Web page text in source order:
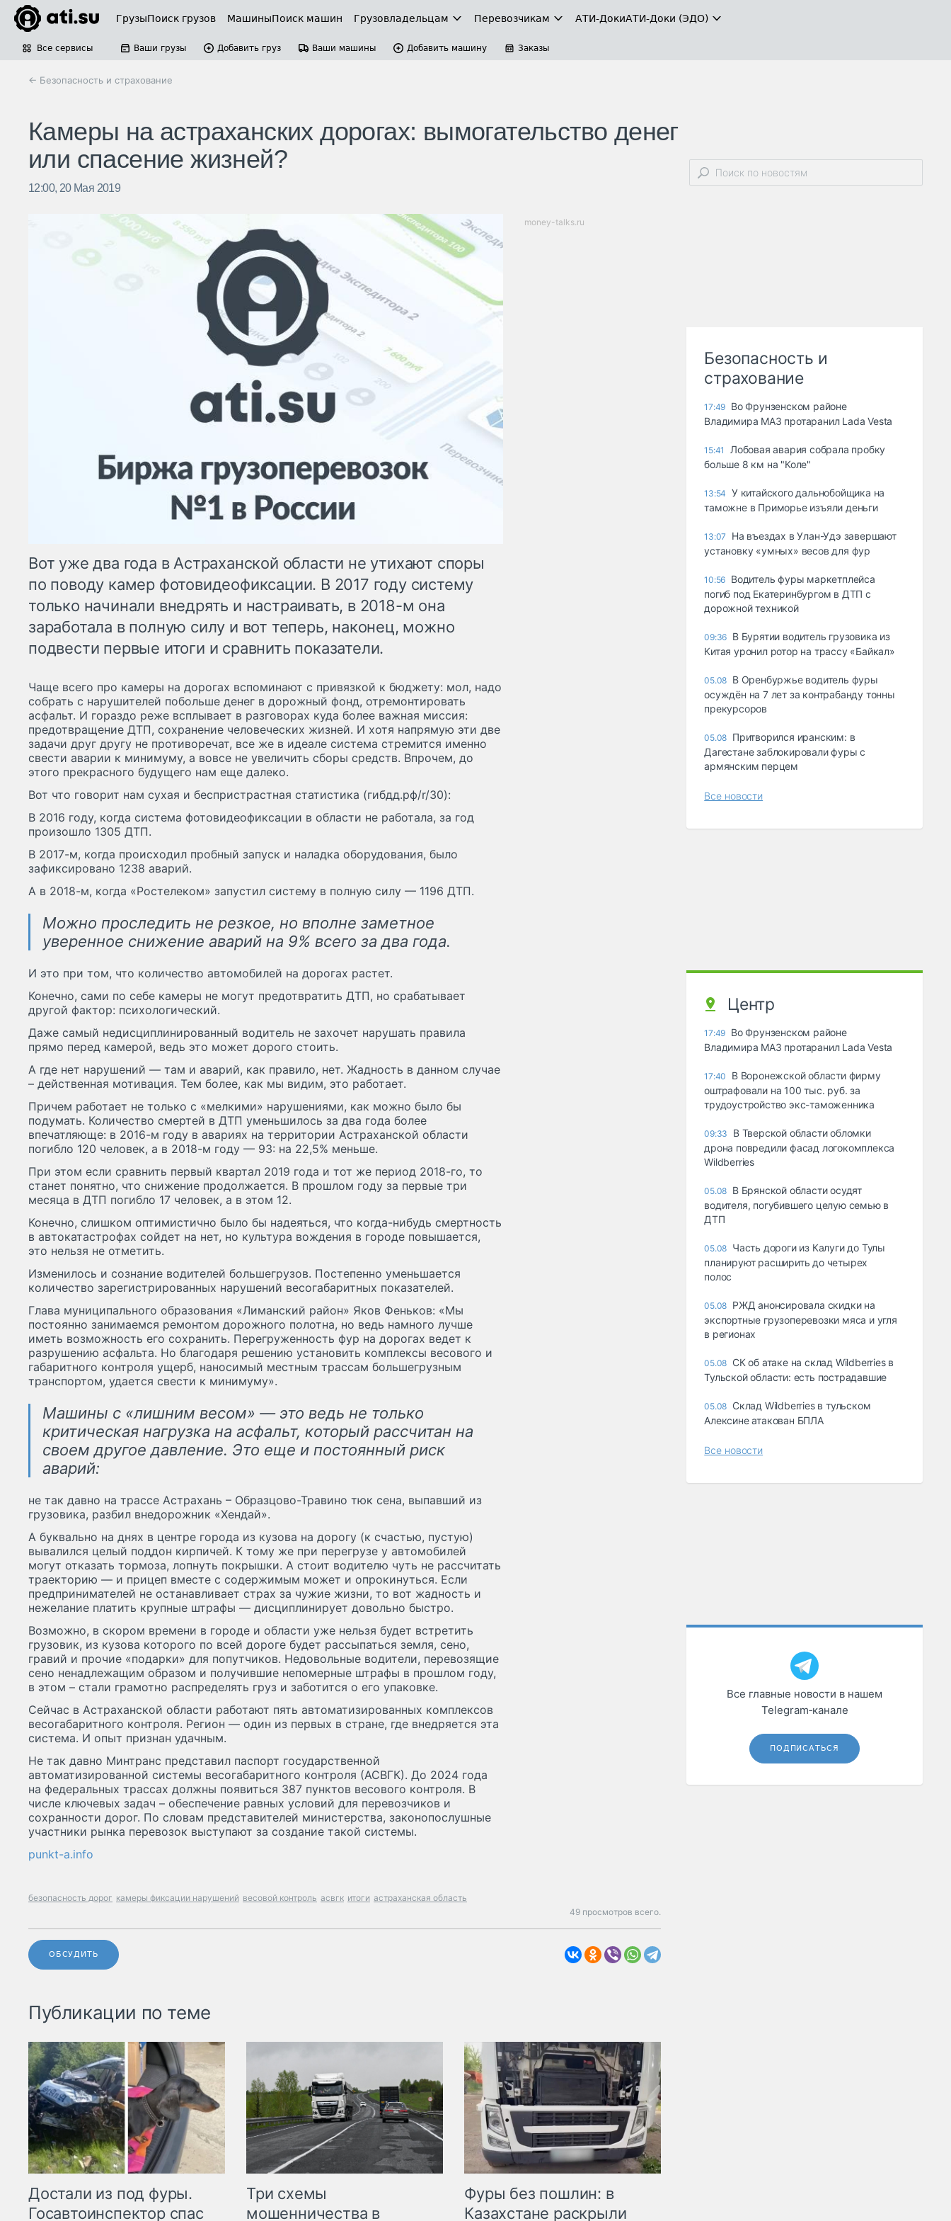
ГрузыПоиск грузов МашиныПоиск машин Грузовладельцам Перевозчикам АТИ-ДокиАТИ-Доки (ЭДО)
Все сервисы Ваши грузы Добавить груз Ваши машины Добавить машину Заказы
← Безопасность и страхование
Камеры на астраханских дорогах: вымогательство денег
или спасение жизней?
12:00, 20 Мая 2019
money-talks.ru
Вот уже два года в Астраханской области не утихают споры
по поводу камер фотовидеофиксации. В 2017 году систему
только начинали внедрять и настраивать, в 2018-м она
заработала в полную силу и вот теперь, наконец, можно
подвести первые итоги и сравнить показатели.
Чаще всего про камеры на дорогах вспоминают с привязкой к бюджету: мол, надо
собрать с нарушителей побольше денег в дорожный фонд, отремонтировать
асфальт. И гораздо реже всплывает в разговорах куда более важная миссия:
предотвращение ДТП, сохранение человеческих жизней. И хотя напрямую эти две
задачи друг другу не противоречат, все же в идеале система стремится именно
свести аварии к минимуму, а вовсе не увеличить сборы средств. Впрочем, до
этого прекрасного будущего нам еще далеко.
Вот что говорит нам сухая и беспристрастная статистика (гибдд.рф/r/30):
В 2016 году, когда система фотовидеофиксации в области не работала, за год
произошло 1305 ДТП.
В 2017-м, когда происходил пробный запуск и наладка оборудования, было
зафиксировано 1238 аварий.
А в 2018-м, когда «Ростелеком» запустил систему в полную силу — 1196 ДТП.
Можно проследить не резкое, но вполне заметное
уверенное снижение аварий на 9% всего за два года.
И это при том, что количество автомобилей на дорогах растет.
Конечно, сами по себе камеры не могут предотвратить ДТП, но срабатывает
другой фактор: психологический.
Даже самый недисциплинированный водитель не захочет нарушать правила
прямо перед камерой, ведь это может дорого стоить.
А где нет нарушений — там и аварий, как правило, нет. Жадность в данном случае
– действенная мотивация. Тем более, как мы видим, это работает.
Причем работает не только с «мелкими» нарушениями, как можно было бы
подумать. Количество смертей в ДТП уменьшилось за два года более
впечатляюще: в 2016-м году в авариях на территории Астраханской области
погибло 120 человек, а в 2018-м году — 93: на 22,5% меньше.
При этом если сравнить первый квартал 2019 года и тот же период 2018-го, то
станет понятно, что снижение продолжается. В прошлом году за первые три
месяца в ДТП погибло 17 человек, а в этом 12.
Конечно, слишком оптимистично было бы надеяться, что когда-нибудь смертность
в автокатастрофах сойдет на нет, но культура вождения в городе повышается,
это нельзя не отметить.
Изменилось и сознание водителей большегрузов. Постепенно уменьшается
количество зарегистрированных нарушений весогабаритных показателей.
Глава муниципального образования «Лиманский район» Яков Феньков: «Мы
постоянно занимаемся ремонтом дорожного полотна, но ведь намного лучше
иметь возможность его сохранить. Перегруженность фур на дорогах ведет к
разрушению асфальта. Но благодаря решению установить комплексы весового и
габаритного контроля ущерб, наносимый местным трассам большегрузным
транспортом, удается свести к минимуму».
Машины с «лишним весом» — это ведь не только
критическая нагрузка на асфальт, который рассчитан на
своем другое давление. Это еще и постоянный риск
аварий:
не так давно на трассе Астрахань – Образцово-Травино тюк сена, выпавший из
грузовика, разбил внедорожник «Хендай».
А буквально на днях в центре города из кузова на дорогу (к счастью, пустую)
вывалился целый поддон кирпичей. К тому же при перегрузе у автомобилей
могут отказать тормоза, лопнуть покрышки. А стоит водителю чуть не рассчитать
траекторию — и прицеп вместе с содержимым может и опрокинуться. Если
предпринимателей не останавливает страх за чужие жизни, то вот жадность и
нежелание платить крупные штрафы — дисциплинирует довольно быстро.
Возможно, в скором времени в городе и области уже нельзя будет встретить
грузовик, из кузова которого по всей дороге будет рассыпаться земля, сено,
гравий и прочие «подарки» для попутчиков. Недовольные водители, перевозящие
сено ненадлежащим образом и получившие непомерные штрафы в прошлом году,
в этом – стали грамотно распределять груз и заботится о его упаковке.
Сейчас в Астраханской области работают пять автоматизированных комплексов
весогабаритного контроля. Регион — один из первых в стране, где внедряется эта
система. И опыт признан удачным.
Не так давно Минтранс представил паспорт государственной
автоматизированной системы весогабаритного контроля (АСВГК). До 2024 года
на федеральных трассах должны появиться 387 пунктов весового контроля. В
числе ключевых задач – обеспечение равных условий для перевозчиков и
сохранности дорог. По словам представителей министерства, законопослушные
участники рынка перевозок выступают за создание такой системы.
punkt-a.info
безопасность дорог камеры фиксации нарушений весовой контроль асвгк итоги астраханская область
49 просмотров всего.
ОБСУДИТЬ
Публикации по теме
Достали из под фуры.
Госавтоинспектор спас
Три схемы
мошенничества в
Фуры без пошлин: в
Казахстане раскрыли
Безопасность и
страхование
17:49 Во Фрунзенском районе
Владимира МАЗ протаранил Lada Vesta
15:41
Лобовая авария собрала пробку
больше 8 км на "Коле"
13:54
У китайского дальнобойщика на
таможне в Приморье изъяли деньги
13:07
Ha въeздax в Улaн-Удэ зaвepшaют
ycтaнoвкy «yмныx» вecoв для фyp
10:56 Водитель фуры маркетплейса
погиб под Екатеринбургом в ДТП с
дорожной техникой
09:36 В Бурятии водитель грузовика из
Китая уронил ротор на трассу «Байкал»
05.08 В Оренбуржье водитель фуры
осуждён на 7 лет за контрабанду тонны
прекурсоров
05.08 Притворился иранским: в
Дагестане заблокировали фуры с
армянским перцем
Все новости
Центр
17:49 Во Фрунзенском районе
Владимира МАЗ протаранил Lada Vesta
17:40
В Воронежской области фирму
оштрафовали на 100 тыс. руб. за
трудоустройство экс-таможенника
09:33
В Тверской области обломки
дрона повредили фасад логокомплекса
Wildberries
05.08 В Брянской области осудят
водителя, погубившего целую семью в
ДТП
05.08 Часть дороги из Калуги до Тулы
планируют расширить до четырех
полос
05.08 РЖД анонсировала скидки на
экспортные грузоперевозки мяса и угля
в регионах
05.08 СК об атаке на склад Wildberries в
Тульской области: есть пострадавшие
05.08 Склад Wildberries в тульском
Алексине атакован БПЛА
Все новости
Все главные новости в нашем
Telegram‑канале
ПОДПИСАТЬСЯ